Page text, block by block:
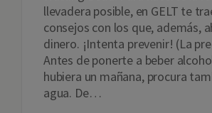
llevadera posible, en GELT te
consejos con los que, además,
dinero. ¡Intenta prevenir! (La
Antes de ponerte a beber
hubiera un mañana, procura
agua. De…